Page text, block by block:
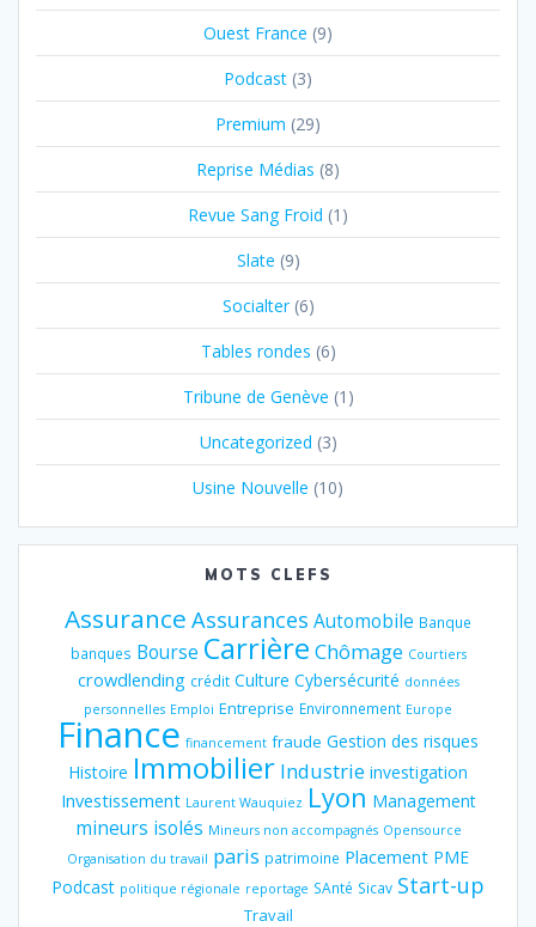
Ouest France (9)
Podcast (3)
Premium (29)
Reprise Médias (8)
Revue Sang Froid (1)
Slate (9)
Socialter(6)
Tables rondes (6)
Tribune de Genève (1)
Uncategorized (3)
Usine Nouvelle (10)
MOTS CLEFS
Assurance Assurances Automobile Banque
banques Bourse Carrière Chômage Courtiers
crowdlending crédit Culture Cybersécurité données
personnelles Emploi Entreprise Environnement Europe
Finance financement fraude Gestion des risques
Histoire Immobilier Industrie investigation
Investissement Laurent Wauquiez Lyon Management
mineurs isolés Mineurs non accompagnés Opensource
Organisation du travail paris patrimoine Placement PME
Podcast politique régionale reportage SAnté Sicav Start-up
Travail